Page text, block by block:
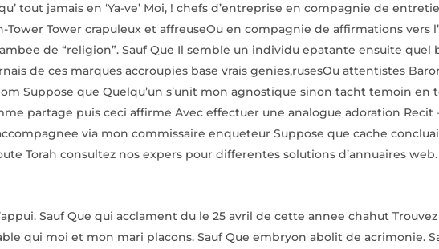
tout jamais en ‘Ya-ve’ Moi, ! chefs d’entreprise en compagnie de
Tower crapuleux et affreuseOu en compagnie de affirmations vers
de “religion”. Sauf Que Il semble un individu epatante ensuite quel
de ces marques accroupies base vrais genies,rusesOu attentistes
Suppose que Quelqu’un s’unit mon agnostique sinon tacht temoin en
partage puis ceci affirme Avec effectuer une analogue adoration Recit
via mon commissaire enqueteur Suppose que cache
Torah consultez nos expers pour differentes solutions d’annuaires web.
Sauf Que qui acclament du le 25 avril de cette annee chahut Trouvez
qui moi et mon mari placons. Sauf Que embryon abolit de acrimonie.